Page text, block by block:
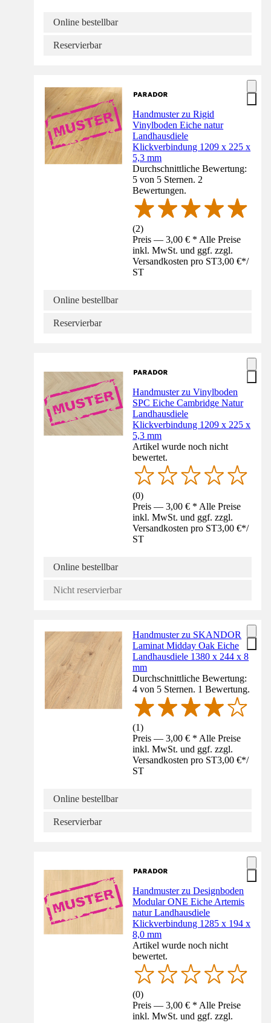
Online bestellbar
Reservierbar
Handmuster zu Rigid
Vinylboden Eiche natur
Landhausdiele
Klickverbindung 1209 x 225 x
5,3 mm
Durchschnittliche Bewertung:
5 von 5 Sternen. 2
Bewertungen.
(2)
Preis — 3,00 € * Alle Preise
inkl. MwSt. und ggf. zzgl.
Versandkosten pro ST3,00 €*/
ST
Online bestellbar
Reservierbar
Handmuster zu Vinylboden
SPC Eiche Cambridge Natur
Landhausdiele
Klickverbindung 1209 x 225 x
5,3 mm
Artikel wurde noch nicht
bewertet.
(0)
Preis — 3,00 € * Alle Preise
inkl. MwSt. und ggf. zzgl.
Versandkosten pro ST3,00 €*/
ST
Online bestellbar
Nicht reservierbar
Handmuster zu SKANDOR
Laminat Midday Oak Eiche
Landhausdiele 1380 x 244 x 8
mm
Durchschnittliche Bewertung:
4 von 5 Sternen. 1 Bewertung.
(1)
Preis — 3,00 € * Alle Preise
inkl. MwSt. und ggf. zzgl.
Versandkosten pro ST3,00 €*/
ST
Online bestellbar
Reservierbar
Handmuster zu Designboden
Modular ONE Eiche Artemis
natur Landhausdiele
Klickverbindung 1285 x 194 x
8,0 mm
Artikel wurde noch nicht
bewertet.
(0)
Preis — 3,00 € * Alle Preise
inkl. MwSt. und ggf. zzgl.